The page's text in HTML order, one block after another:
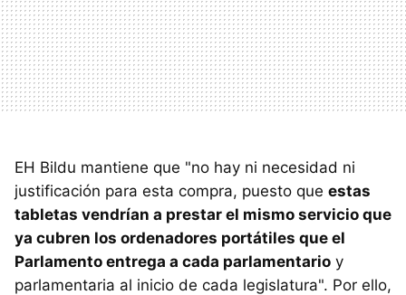
EH Bildu mantiene que "no hay ni necesidad ni
justificación para esta compra, puesto que estas
tabletas vendrían a prestar el mismo servicio que
ya cubren los ordenadores portátiles que el
Parlamento entrega a cada parlamentario y
parlamentaria al inicio de cada legislatura". Por ello,